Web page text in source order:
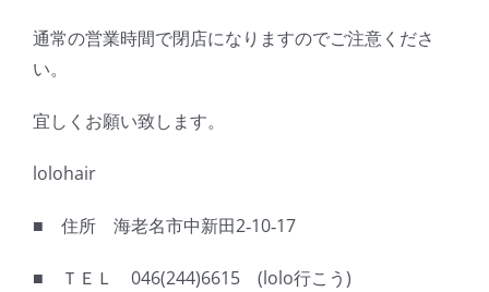
通常の営業時間で閉店になりますのでご注意くださ
い。
宜しくお願い致します。
lolohair
■ 住所 海老名市中新田2‐10‐17
■ ＴＥＬ 046(244)6615 (lolo行こう)